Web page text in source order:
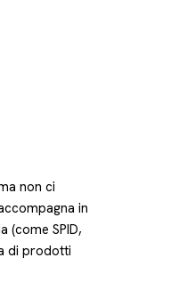
non ci
in
(come SPID,
di prodotti